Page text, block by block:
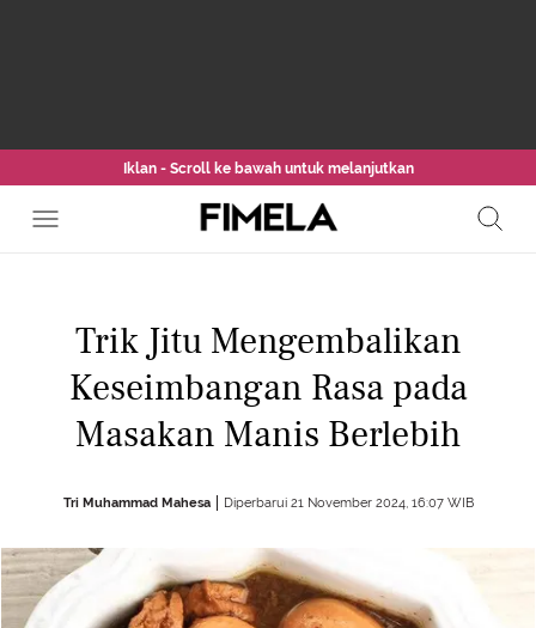
Iklan - Scroll ke bawah untuk melanjutkan
Trik Jitu Mengembalikan
Keseimbangan Rasa pada
Masakan Manis Berlebih
Tri Muhammad Mahesa Diperbarui 21 November 2024, 16:07 WIB